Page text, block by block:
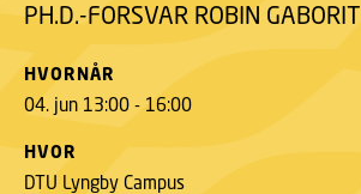
PH.D.-FORSVAR ROBIN GABORIT
HVORNÅR
04. jun 13:00 - 16:00
HVOR
DTU Lyngby Campus